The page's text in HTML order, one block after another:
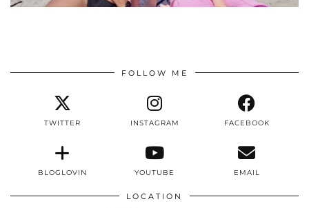
FOLLOW ME
TWITTER INSTAGRAM FACEBOOK
BLOGLOVIN YOUTUBE EMAIL
LOCATION